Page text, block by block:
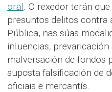
oral. O rexedor terán
presuntos delitos contra
Pública, nas súas
inluencias,
malversación de fondos
suposta falsificación de
oficiais e mercantís.